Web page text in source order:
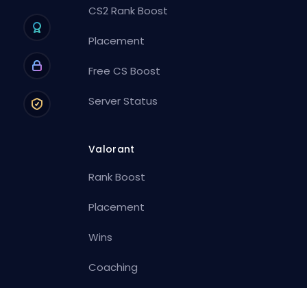
CS2 Rank Boost
Placement
Free CS Boost
Server Status
Valorant
Rank Boost
Placement
Wins
Coaching